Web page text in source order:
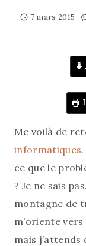
7 mars 2015
Me voilà de
informatiques
ce que le
? Je ne sais
montagne de
m’oriente
mais j’attends